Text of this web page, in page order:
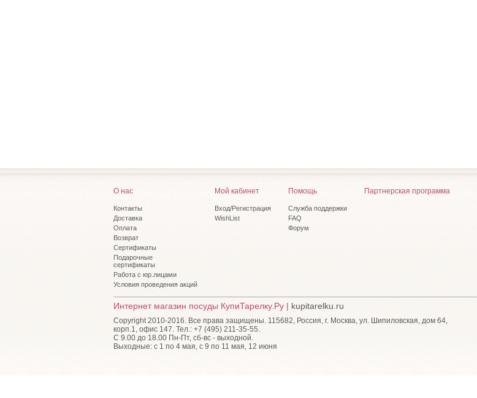
О нас
Контакты
Доставка
Оплата
Возврат
Сертификаты
Подарочные
сертификаты
Работа с юр.лицами
Условия проведения акций
Мой кабинет
Вход/Регистрация
WishList
Помощь
Служба поддержки
FAQ
Форум
Партнерская программа
Интернет магазин посуды КупиТарелку.Ру | kupitarelku.ru
Copyright 2010-2016. Все права защищены. 115682, Россия, г. Москва, ул. Шипиловская, дом 64,
корп.1, офис 147. Тел.: +7 (495) 211-35-55.
С 9.00 до 18.00 Пн-Пт, сб-вс - выходной.
Выходные: с 1 по 4 мая, с 9 по 11 мая, 12 июня